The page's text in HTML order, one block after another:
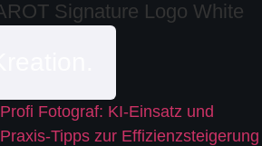
Profi Fotograf: KI-Einsatz und
Praxis-Tipps zur Effizienzsteigerung